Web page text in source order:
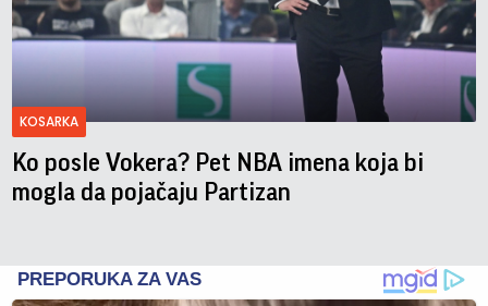
KOSARKA
Ko posle Vokera? Pet NBA imena koja bi
mogla da pojačaju Partizan